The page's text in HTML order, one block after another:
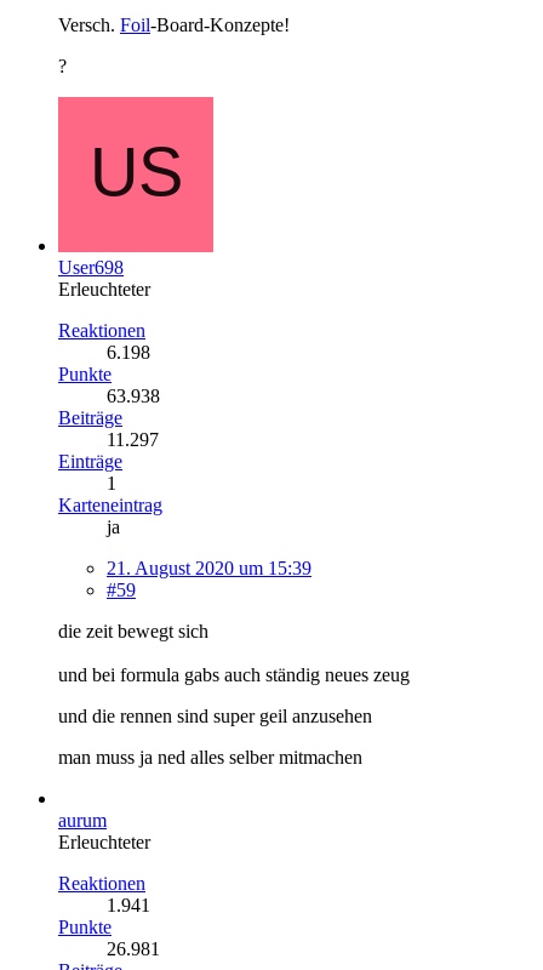
Versch. Foil-Board-Konzepte!
?
User698
Erleuchteter
Reaktionen
6.198
Punkte
63.938
Beiträge
11.297
Einträge
1
Karteneintrag
ja
21. August 2020 um 15:39
#59
die zeit bewegt sich
und bei formula gabs auch ständig neues zeug
und die rennen sind super geil anzusehen
man muss ja ned alles selber mitmachen
aurum
Erleuchteter
Reaktionen
1.941
Punkte
26.981